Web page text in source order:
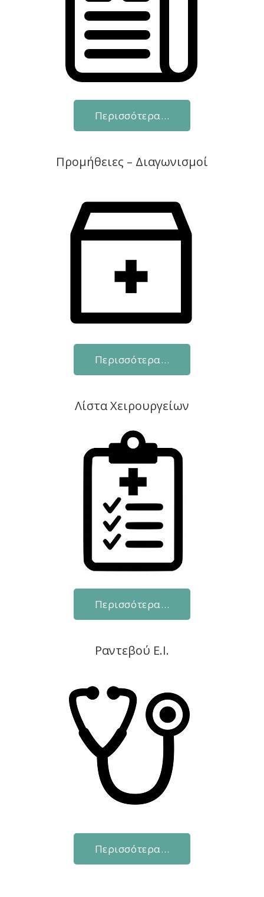
Περισσότερα…
Προμήθειες – Διαγωνισμοί
Περισσότερα…
Λίστα Χειρουργείων
Περισσότερα…
Ραντεβού Ε.Ι.
Περισσότερα…